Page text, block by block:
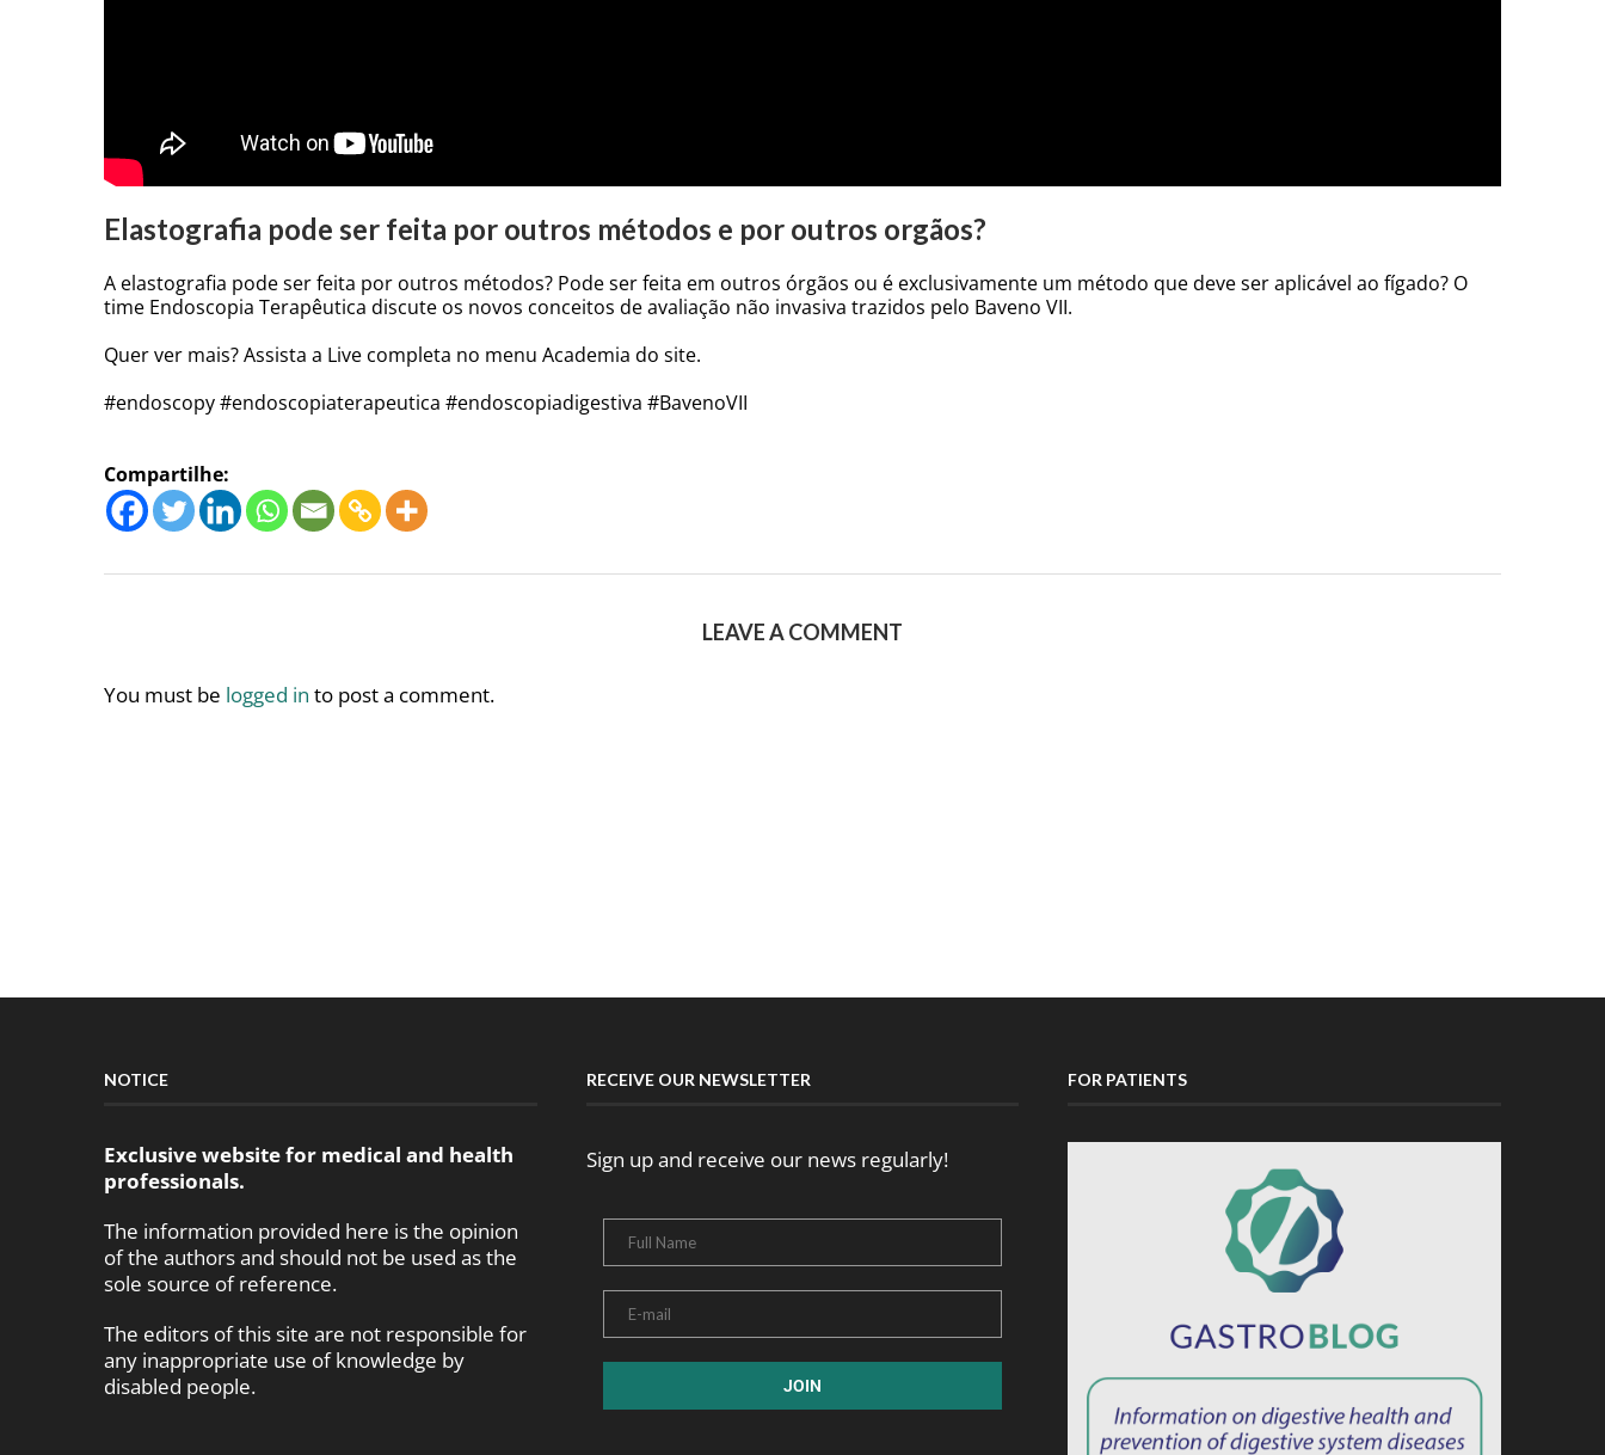
Elastografia pode ser feita por outros métodos e por outros orgãos?
A elastografia pode ser feita por outros métodos? Pode ser feita em outros órgãos ou é exclusivamente um método que deve ser aplicável ao fígado? O
time Endoscopia Terapêutica discute os novos conceitos de avaliação não invasiva trazidos pelo Baveno VII.
Quer ver mais? Assista a Live completa no menu Academia do site.
#endoscopy #endoscopiaterapeutica #endoscopiadigestiva #BavenoVII
Compartilhe:
LEAVE A COMMENT
You must be logged in to post a comment.
NOTICE
Exclusive website for medical and health
professionals.
The information provided here is the opinion
of the authors and should not be used as the
sole source of reference.
The editors of this site are not responsible for
any inappropriate use of knowledge by
disabled people.
RECEIVE OUR NEWSLETTER
Sign up and receive our news regularly!
FOR PATIENTS